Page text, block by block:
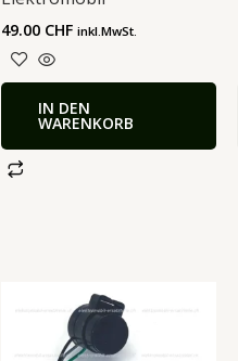
49.00 CHF inkl.MwSt.
IN DEN
WARENKORB